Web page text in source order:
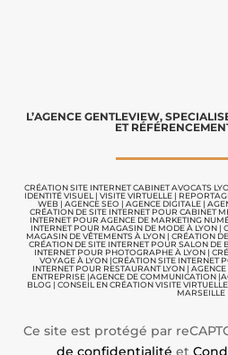
L’AGENCE GENTLEVIEW,
ET
CRÉATION SITE INTERNET CABINET AVOCATS
IDENTITÉ VISUEL | VISITE VIRTUELLE|
WEB| AGENCE SEO | AGENCE DIGITALE|
CRÉATION DE SITE INTERNET POUR CABINET
INTERNET POUR AGENCE DE MARKETING
INTERNET POUR MAGASIN DE MODE À LYON |
MAGASIN DE VÊTEMENTS À LYON | CRÉATION
CRÉATION DE SITE INTERNET POUR SALON DE
INTERNET POUR PHOTOGRAPHE À LYON|
VOYAGE À LYON|CRÉATION SITE INTERNET
INTERNET POUR RESTAURANT LYON|
ENTREPRISE |AGENCE DE COMMUNICATION |
BLOG| CONSEIL EN CRÉATION VISITE VIRTUELLE
MARSEILLE
Ce site est protégé par
de confidentialité et